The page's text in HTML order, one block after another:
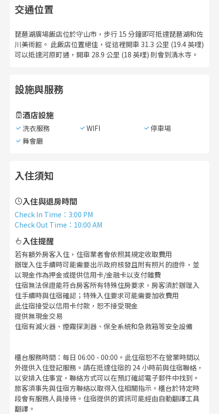
交通位置
琵琶湖廣場飯店位於守山市，步行 15 分鐘即可抵達琵琶湖和佐
川美術館。 此飯店位置絕佳，從這裡開車 31.3 公里 (19.4 英哩)
可以抵達河原町通，開車 28.9 公里 (18 英哩) 則會到清水寺。
設施與服務
酒店設施
洗衣服務 WIFI
停車場
舞會廳
入住須知
入住與退房時間
Check In Time ： 3:00 PM
Check Out Time ： 10:00 AM
入住提醒
若有額外房客入住，住宿業者會依照其規定收取費用
辦理入住手續時可能需要出示政府核發且附有照片的證件，並
以現金作為押金或提供信用卡/金融卡以支付雜費
住宿無法保證能符合房客所有特殊住房要求，房客須於辦理入
住手續時與住宿確認；特殊入住要求可能需要加收費用
此住宿接受以信用卡付款，恕不接受現金
提供無現金交易
住宿有滅火器、煙霧探測器、保全系統和急救箱等安全設備
櫃台服務時間：每日 06:00 - 00:00。此住宿恕不在營業時間以
外提供入住登記服務。請在抵達住宿的 24 小時前與住宿聯絡，
以安排入住事宜，聯絡方式可以在預訂確認電子郵件中找到。
旅客須事先與住宿方聯絡以取得入住相關指示。櫃台於特定時
段會有服務人員接待。住宿提供的資訊可能經由自動翻譯工具
翻譯。